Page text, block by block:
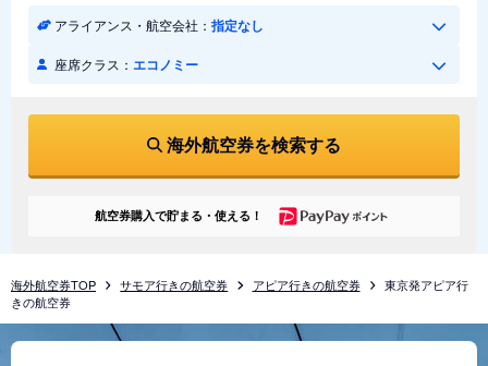
アライアンス・航空会社： 指定なし
座席クラス： エコノミー
海外航空券を検索する
航空券購入で貯まる・使える！
海外航空券TOP サモア行きの航空券 アピア行きの航空券
東京発アピア行
きの航空券